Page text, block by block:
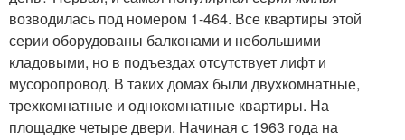
возводилась под номером 1-464. Все квартиры этой
серии оборудованы балконами и небольшими
кладовыми, но в подъездах отсутствует лифт и
мусоропровод. В таких домах были двухкомнатные,
трехкомнатные и однокомнатные квартиры. На
площадке четыре двери. Начиная с 1963 года на